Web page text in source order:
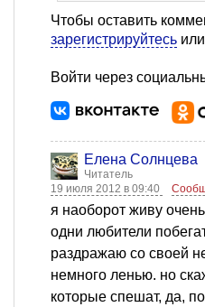
Чтобы оставить
зарегистрируйтесь или
Войти через
Елена Солнцева
Читатель
19 июля 2012 в 09:40
я наоборот живу
одни любители
раздражаю со своей
немного ленью. но
которые спешат, да,